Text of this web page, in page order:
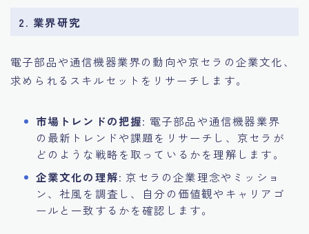
2. 業界研究
電子部品や通信機器業界の動向や京セラの企業文化、
求められるスキルセットをリサーチします。
市場トレンドの把握: 電子部品や通信機器業界
の最新トレンドや課題をリサーチし、京セラが
どのような戦略を取っているかを理解します。
企業文化の理解: 京セラの企業理念やミッショ
ン、社風を調査し、自分の価値観やキャリアゴ
ールと一致するかを確認します。